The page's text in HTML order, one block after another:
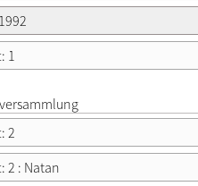
1
2
2 : Natan